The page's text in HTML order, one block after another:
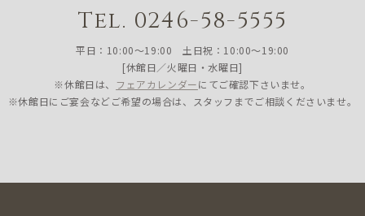
Tel. 0246-58-5555
平日：10:00〜19:00 土日祝：10:00〜19:00
[休館日／火曜日・水曜日]
※休館日は、 フェアカレンダーにてご確認下さいませ。
※休館日にご宴会などご希望の場合は、スタッフまでご相談くださいませ。